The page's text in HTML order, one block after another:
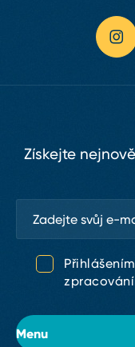
Menu
Získejte